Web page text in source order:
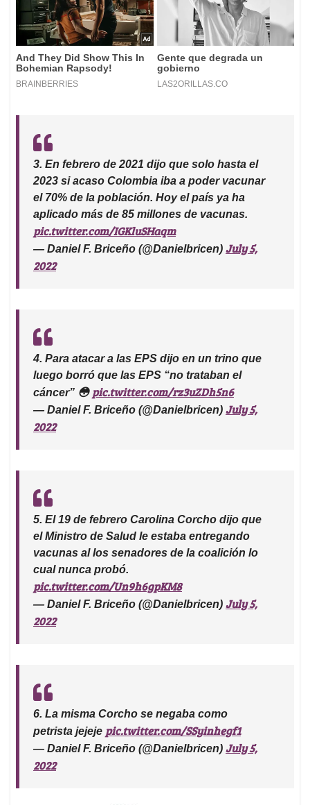
3. En febrero de 2021 dijo que solo hasta el
2023 si acaso Colombia iba a poder vacunar
el 70% de la población. Hoy el país ya ha
aplicado más de 85 millones de vacunas.
pic.twitter.com/IGKluSHaqm
— Daniel F. Briceño (@Danielbricen) July 5,
2022
4. Para atacar a las EPS dijo en un trino que
luego borró que las EPS “no trataban el
cáncer” 😳 pic.twitter.com/rz3uZDh5n6
— Daniel F. Briceño (@Danielbricen) July 5,
2022
5. El 19 de febrero Carolina Corcho dijo que
el Ministro de Salud le estaba entregando
vacunas al los senadores de la coalición lo
cual nunca probó.
pic.twitter.com/Un9h6gpKM8
— Daniel F. Briceño (@Danielbricen) July 5,
2022
6. La misma Corcho se negaba como
petrista jejeje pic.twitter.com/SSyinhegf1
— Daniel F. Briceño (@Danielbricen) July 5,
2022